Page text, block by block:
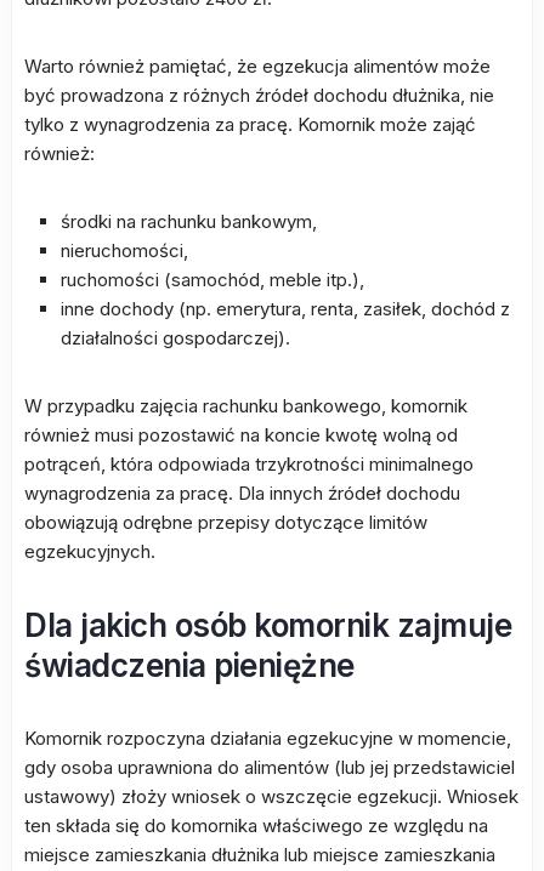
Warto również pamiętać, że egzekucja alimentów może
być prowadzona z różnych źródeł dochodu dłużnika, nie
tylko z wynagrodzenia za pracę. Komornik może zająć
również:
środki na rachunku bankowym,
nieruchomości,
ruchomości (samochód, meble itp.),
inne dochody (np. emerytura, renta, zasiłek, dochód z
działalności gospodarczej).
W przypadku zajęcia rachunku bankowego, komornik
również musi pozostawić na koncie kwotę wolną od
potrąceń, która odpowiada trzykrotności minimalnego
wynagrodzenia za pracę. Dla innych źródeł dochodu
obowiązują odrębne przepisy dotyczące limitów
egzekucyjnych.
Dla jakich osób komornik zajmuje
świadczenia pieniężne
Komornik rozpoczyna działania egzekucyjne w momencie,
gdy osoba uprawniona do alimentów (lub jej przedstawiciel
ustawowy) złoży wniosek o wszczęcie egzekucji. Wniosek
ten składa się do komornika właściwego ze względu na
miejsce zamieszkania dłużnika lub miejsce zamieszkania